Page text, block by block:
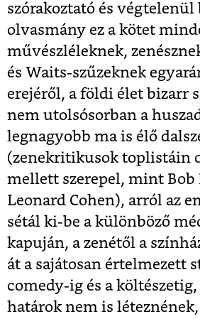
szórakoztató és
olvasmány ez a kötet
művészléleknek,
és Waits-szűzeknek
erejéről, a földi élet bizarr
nem utolsósorban a
legnagyobb ma is élő
(zenekritikusok toplistáin
mellett szerepel, mint Bob
Leonard Cohen), arról az
sétál ki-be a különböző
kapuján, a zenétől a
át a sajátosan értelmezett
comedy-ig és a
határok nem is léteznének,